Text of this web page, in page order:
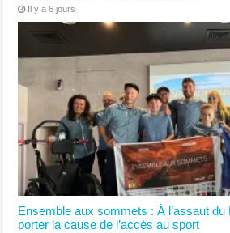
Il y a 6 jours
Ensemble aux sommets : À l’assaut du
porter la cause de l’accès au sport